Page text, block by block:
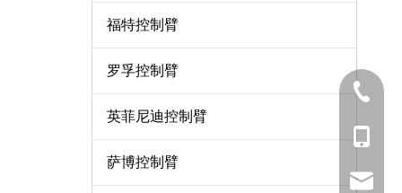
福特控制臂
罗孚控制臂
英菲尼迪控制臂
萨博控制臂
0571-